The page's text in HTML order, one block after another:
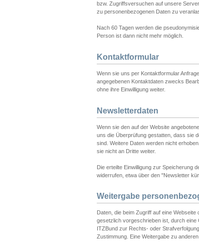
bzw. Zugriffsversuchen auf unsere
zu personenbezogenen Daten zu
Nach 60 Tagen werden die
Person ist dann nicht mehr möglich.
Kontaktformular
Wenn sie uns per Kontaktformular
angegebenen Kontaktdaten zwecks
ohne ihre Einwilligung weiter.
Newsletterdaten
Wenn sie den auf der Website
uns die Überprüfung gestatten, dass sie
sind. Weitere Daten werden nicht
sie nicht an Dritte weiter.
Die erteilte Einwilligung zur Speicherung
widerrufen, etwa über den "Newsletter
Weitergabe
Daten, die beim Zugriff auf eine
gesetzlich vorgeschrieben ist, durch eine
ITZBund zur Rechts- oder
Zustimmung. Eine Weitergabe zu